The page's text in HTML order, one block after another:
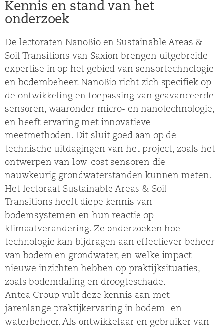
Kennis en stand van het
onderzoek
De lectoraten NanoBio en Sustainable Areas &
Soil Transitions van Saxion brengen uitgebreide
expertise in op het gebied van sensortechnologie
en bodembeheer. NanoBio richt zich specifiek op
de ontwikkeling en toepassing van geavanceerde
sensoren, waaronder micro- en nanotechnologie,
en heeft ervaring met innovatieve
meetmethoden. Dit sluit goed aan op de
technische uitdagingen van het project, zoals het
ontwerpen van low-cost sensoren die
nauwkeurig grondwaterstanden kunnen meten.
Het lectoraat Sustainable Areas & Soil
Transitions heeft diepe kennis van
bodemsystemen en hun reactie op
klimaatverandering. Ze onderzoeken hoe
technologie kan bijdragen aan effectiever beheer
van bodem en grondwater, en welke impact
nieuwe inzichten hebben op praktijksituaties,
zoals bodemdaling en droogteschade.
Antea Group vult deze kennis aan met
jarenlange praktijkervaring in bodem- en
waterbeheer. Als ontwikkelaar en gebruiker van